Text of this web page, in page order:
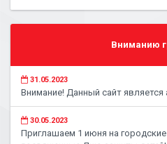
Вниманию
31.05.2023
Внимание! Данный сайт является
30.05.2023
Приглашаем 1 июня на